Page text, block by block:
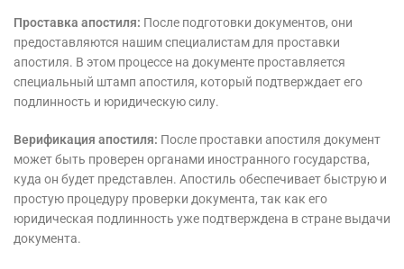
Проставка апостиля: После подготовки документов, они
предоставляются нашим специалистам для проставки
апостиля. В этом процессе на документе проставляется
специальный штамп апостиля, который подтверждает его
подлинность и юридическую силу.
Верификация апостиля: После проставки апостиля документ
может быть проверен органами иностранного государства,
куда он будет представлен. Апостиль обеспечивает быструю и
простую процедуру проверки документа, так как его
юридическая подлинность уже подтверждена в стране выдачи
документа.